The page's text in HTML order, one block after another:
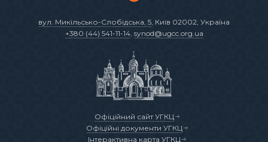
вул. Микільсько-Слобідська, 5 , Київ 02002, Україна
+380 (44) 541-11-14, synod@ugcc.org.ua
Офіційний сайт УГКЦ
Офіційні документи УГКЦ
Інтерактивна карта УГКЦ